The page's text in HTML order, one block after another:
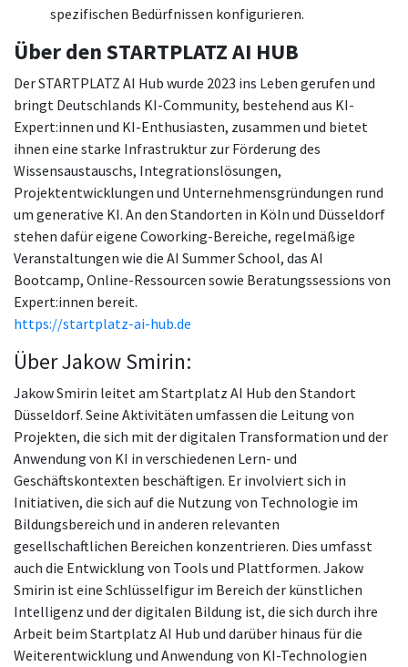
spezifischen Bedürfnissen konfigurieren.
Über den STARTPLATZ AI HUB
Der STARTPLATZ AI Hub wurde 2023 ins Leben gerufen und
bringt Deutschlands KI-Community, bestehend aus KI-
Expert:innen und KI-Enthusiasten, zusammen und bietet
ihnen eine starke Infrastruktur zur Förderung des
Wissensaustauschs, Integrationslösungen,
Projektentwicklungen und Unternehmensgründungen rund
um generative KI. An den Standorten in Köln und Düsseldorf
stehen dafür eigene Coworking-Bereiche, regelmäßige
Veranstaltungen wie die AI Summer School, das AI
Bootcamp, Online-Ressourcen sowie Beratungssessions von
Expert:innen bereit.
https://startplatz-ai-hub.de
Über Jakow Smirin:
Jakow Smirin leitet am Startplatz AI Hub den Standort
Düsseldorf. Seine Aktivitäten umfassen die Leitung von
Projekten, die sich mit der digitalen Transformation und der
Anwendung von KI in verschiedenen Lern- und
Geschäftskontexten beschäftigen. Er involviert sich in
Initiativen, die sich auf die Nutzung von Technologie im
Bildungsbereich und in anderen relevanten
gesellschaftlichen Bereichen konzentrieren. Dies umfasst
auch die Entwicklung von Tools und Plattformen. Jakow
Smirin ist eine Schlüsselfigur im Bereich der künstlichen
Intelligenz und der digitalen Bildung ist, die sich durch ihre
Arbeit beim Startplatz AI Hub und darüber hinaus für die
Weiterentwicklung und Anwendung von KI-Technologien